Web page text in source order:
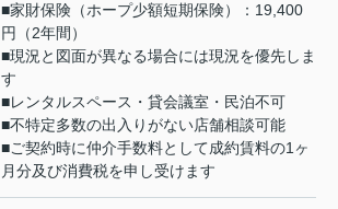
■家財保険（ホープ少額短期保険）：19,400
円（2年間）
■現況と図面が異なる場合には現況を優先しま
す
■レンタルスペース・貸会議室・民泊不可
■不特定多数の出入りがない店舗相談可能
■ご契約時に仲介手数料として成約賃料の1ヶ
月分及び消費税を申し受けます